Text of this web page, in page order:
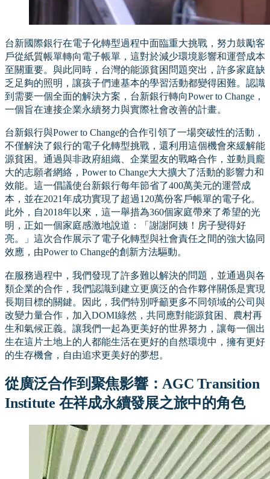
台新國際銀行在電子化轉型過程中面臨重大挑戰，努力鼓勵客
戶從紙質帳單轉向電子帳單，這對於減少環境影響和運營成本
至關重要。與此同時，台灣的能源貧困問題突出，許多家庭缺
乏足夠的照明，讓孩子們連基本的學習活動都變得困難。認識
到需要一個全面的解決方案，台新銀行轉向Power to Change，
一個旨在連接企業永續努力與實際社會改善的計畫。
台新銀行與Power to Change的合作引領了一場突破性的活動，
不僅解決了銀行的電子化轉型挑戰，還利用這個機會來緩解能
源貧困。通過與非政府組織、企業盟友的戰略合作，並動員龐
大的志願者網絡，Power to Change大大擴大了活動的影響力和
效能。這一倡議使台新銀行每年節省了400萬美元的運營成
本，並在2021年成功實現了超過120萬份客戶帳單的電子化。
此外，自2018年以來，這一舉措為360個家庭帶來了希望的光
明，正如一個家庭感激地說道：「謝謝阿姨！房子變得好
亮。」這次合作展示了電子化轉型與社會責任之間的強大協同
效應，由Power to Change的創新方法驅動。
在服務過程中，我們發現了許多難以解決的問題，並通過與各
類企業的合作，我們認識到建立更廣泛的合作夥伴關係是實現
長期目標的關鍵。因此，我們特別呼籲更多不同領域的公司與
改變力量合作，加入DOMI綠然，共同應對能源貧困、農村再
生和氣候正義。讓我們一起為更美好的世界努力，讓每一個出
生在這片土地上的人都能生活在更好的自然環境中，擁有更好
的生存機會，自由追求更美好的夢想。
從廣泛合作到聚焦影響：AGC Transition
Institute 在祥成永續發展之旅中的角色